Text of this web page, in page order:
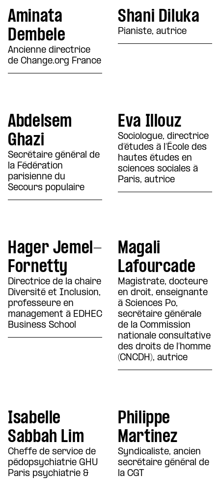
Aminata
Dembele
Ancienne directrice
de Change.org France
Shani Diluka
Pianiste, autrice
Abdelsem
Ghazi
Secrétaire général de
la Fédération
parisienne du
Secours populaire
Eva Illouz
Sociologue, directrice
d’études à l’École des
hautes études en
sciences sociales à
Paris, autrice
Hager Jemel-
Fornetty
Directrice de la chaire
Diversité et Inclusion,
professeure en
management à EDHEC
Business School
Magali
Lafourcade
Magistrate, docteure
en droit, enseignante
à Sciences Po,
secrétaire générale
de la Commission
nationale consultative
des droits de l’homme
(CNCDH), autrice
Isabelle
Sabbah Lim
Cheffe de service de
pédopsychiatrie GHU
Paris psychiatrie &
Philippe
Martinez
Syndicaliste, ancien
secrétaire général de
la CGT